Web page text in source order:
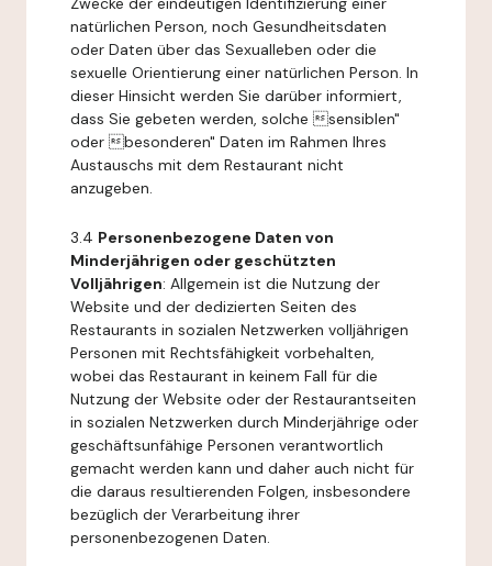
natürlichen Person, noch Gesundheitsdaten
oder Daten über das Sexualleben oder die
sexuelle Orientierung einer natürlichen Person. In
dieser Hinsicht werden Sie darüber informiert,
dass Sie gebeten werden, solche sensiblen"
oder besonderen" Daten im Rahmen Ihres
Austauschs mit dem Restaurant nicht
anzugeben.
3.4 Personenbezogene Daten von
Minderjährigen oder geschützten
Volljährigen: Allgemein ist die Nutzung der
Website und der dedizierten Seiten des
Restaurants in sozialen Netzwerken volljährigen
Personen mit Rechtsfähigkeit vorbehalten,
wobei das Restaurant in keinem Fall für die
Nutzung der Website oder der Restaurantseiten
in sozialen Netzwerken durch Minderjährige oder
geschäftsunfähige Personen verantwortlich
gemacht werden kann und daher auch nicht für
die daraus resultierenden Folgen, insbesondere
bezüglich der Verarbeitung ihrer
personenbezogenen Daten.